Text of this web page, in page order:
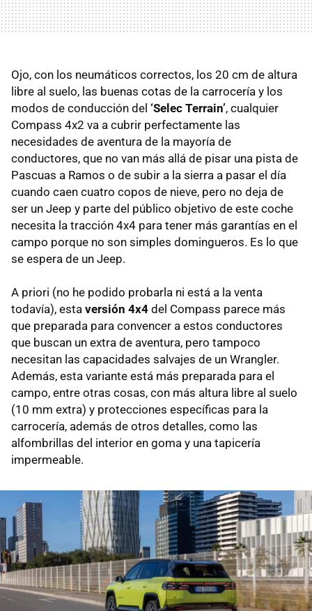
Ojo, con los neumáticos correctos, los 20 cm de altura
libre al suelo, las buenas cotas de la carrocería y los
modos de conducción del ‘Selec Terrain’, cualquier
Compass 4x2 va a cubrir perfectamente las
necesidades de aventura de la mayoría de
conductores, que no van más allá de pisar una pista de
Pascuas a Ramos o de subir a la sierra a pasar el día
cuando caen cuatro copos de nieve, pero no deja de
ser un Jeep y parte del público objetivo de este coche
necesita la tracción 4x4 para tener más garantías en el
campo porque no son simples domingueros. Es lo que
se espera de un Jeep.
A priori (no he podido probarla ni está a la venta
todavía), esta versión 4x4 del Compass parece más
que preparada para convencer a estos conductores
que buscan un extra de aventura, pero tampoco
necesitan las capacidades salvajes de un Wrangler.
Además, esta variante está más preparada para el
campo, entre otras cosas, con más altura libre al suelo
(10 mm extra) y protecciones específicas para la
carrocería, además de otros detalles, como las
alfombrillas del interior en goma y una tapicería
impermeable.